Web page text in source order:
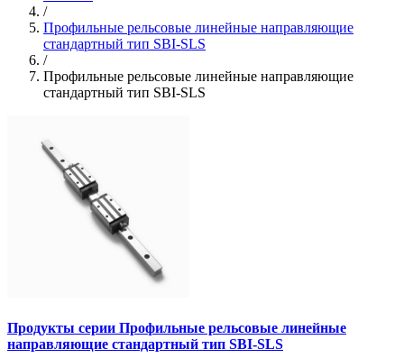
/
Профильные рельсовые линейные направляющие
стандартный тип SBI-SLS
/
Профильные рельсовые линейные направляющие
стандартный тип SBI-SLS
Продукты серии Профильные рельсовые линейные
направляющие стандартный тип SBI-SLS